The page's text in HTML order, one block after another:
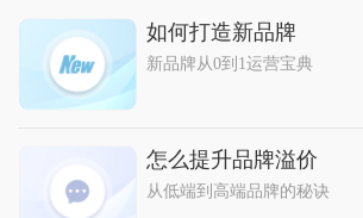
如何打造新品牌
新品牌从0到1运营宝典
怎么提升品牌溢价
从低端到高端品牌的秘诀